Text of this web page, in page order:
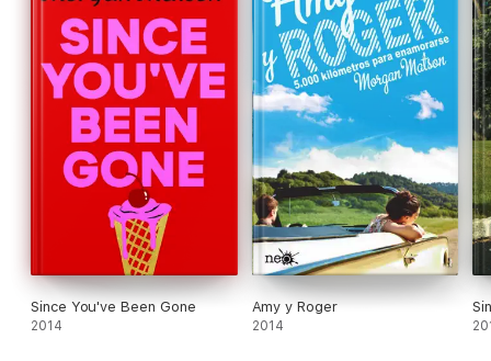
Since You've Been Gone
2014
Amy y Roger
2014